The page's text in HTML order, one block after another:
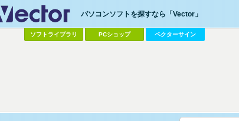
パソコンソフトを探すなら「Vector」
ソフトライブラリ PCショップ ベクターサイン